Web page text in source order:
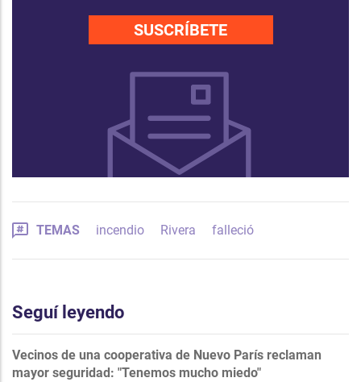
SUSCRÍBETE
TEMAS incendio Rivera falleció
Seguí leyendo
Vecinos de una cooperativa de Nuevo París reclaman
mayor seguridad: "Tenemos mucho miedo"